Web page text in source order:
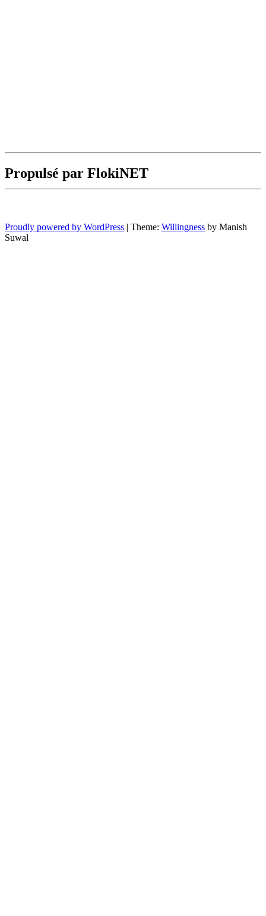
Propulsé par FlokiNET
Proudly powered by WordPress | Theme: Willingness by Manish
Suwal